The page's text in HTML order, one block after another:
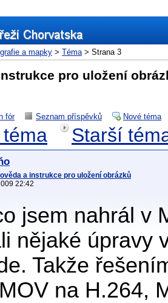
a mapky > Téma> Strana 3
pro uložení
fór Seznam příspěvků Nové téma
Starší
a instrukce pro uložení obrázků
22:42
jsem nahrál v
nějaké úpravy
Takže
na H.264,